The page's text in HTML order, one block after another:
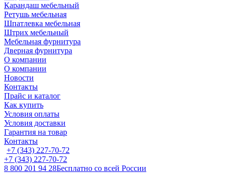
Карандаш мебельный
Ретушь мебельная
Шпатлевка мебельная
Штрих мебельный
Мебельная фурнитура
Дверная фурнитура
О компании
О компании
Новости
Контакты
Прайс и каталог
Как купить
Условия оплаты
Условия доставки
Гарантия на товар
Контакты
+7 (343) 227-70-72
+7 (343) 227-70-72
8 800 201 94 28Бесплатно со всей России